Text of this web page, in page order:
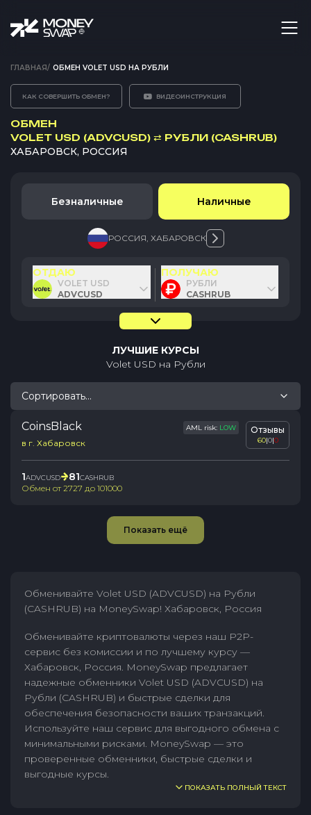
ГЛАВНАЯ/ ОБМЕН VOLET USD НА РУБЛИ
КАК СОВЕРШИТЬ ОБМЕН? ВИДЕОИНСТРУКЦИЯ
ОБМЕН
VOLET USD (ADVCUSD) ⇄ РУБЛИ (CASHRUB)
ХАБАРОВСК, РОССИЯ
Безналичные Наличные
РОССИЯ, ХАБАРОВСК
ОТДАЮ
VOLET USD
ADVCUSD
ПОЛУЧАЮ
РУБЛИ
CASHRUB
ЛУЧШИЕ КУРСЫ
Volet USD на Рубли
Сортировать...
CoinsBlack AML risk: LOW
в г. Хабаровск
Отзывы
60|0|0
1ADVCUSD 81CASHRUB
Обмен от2727 до 101000
Показать ещё
Обменивайте Volet USD (ADVCUSD) на Рубли
(CASHRUB) на MoneySwap! Хабаровск, Россия
Обменивайте криптовалюты через наш P2P-
сервис без комиссии и по лучшему курсу —
Хабаровск, Россия. MoneySwap предлагает
надежные обменники Volet USD (ADVCUSD) на
Рубли (CASHRUB) и быстрые сделки для
обеспечения безопасности ваших транзакций.
Используйте наш сервис для выгодного обмена с
минимальными рисками. MoneySwap — это
проверенные обменники, быстрые сделки и
выгодные курсы.
ПОКАЗАТЬ ПОЛНЫЙ ТЕКСТ